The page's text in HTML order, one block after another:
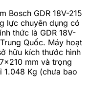
Bosch GDR 18V-215
lực chuyên dụng có
thức là GDR 18V-
Quốc. Máy hoạt
hữu kích thước hình
mm và trọng
1.048 Kg (chưa bao